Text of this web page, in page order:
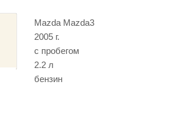
Mazda Mazda3
2005 г.
с пробегом
2.2 л
бензин